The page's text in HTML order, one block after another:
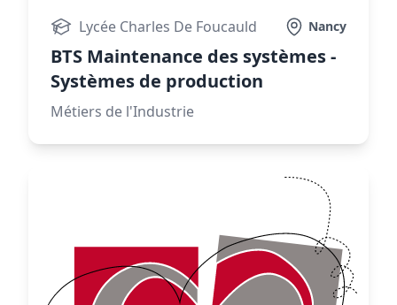
Lycée Charles De Foucauld Nancy
BTS Maintenance des systèmes -
Systèmes de production
Métiers de l'Industrie